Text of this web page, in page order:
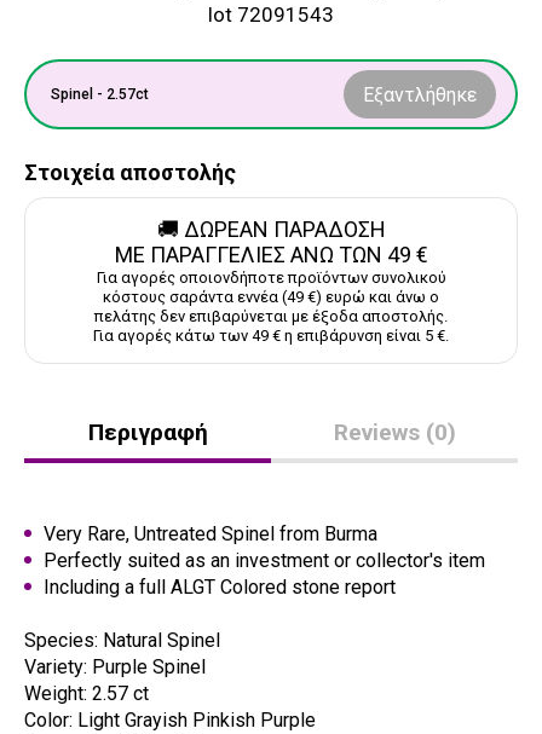
lot 72091543
Spinel - 2.57ct Εξαντλήθηκε
Στοιχεία αποστολής
🚚 ΔΩΡΕΑΝ ΠΑΡΑΔΟΣΗ
ΜΕ ΠΑΡΑΓΓΕΛΙΕΣ ΑΝΩ ΤΩΝ 49 €
Για αγορές οποιονδήποτε προϊόντων συνολικού
κόστους σαράντα εννέα (49 €) ευρώ και άνω ο
πελάτης δεν επιβαρύνεται με έξοδα αποστολής.
Για αγορές κάτω των 49 € η επιβάρυνση είναι 5 €.
Περιγραφή Reviews (0)
Very Rare, Untreated Spinel from Burma
Perfectly suited as an investment or collector's item
Including a full ALGT Colored stone report
Species: Natural Spinel
Variety: Purple Spinel
Weight: 2.57 ct
Color: Light Grayish Pinkish Purple